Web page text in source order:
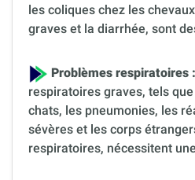
les coliques chez les
graves et la diarrhée, sont
Problèmes respiratoires :
respiratoires graves, tels
chats, les pneumonies, les
sévères et les corps
respiratoires, nécessitent